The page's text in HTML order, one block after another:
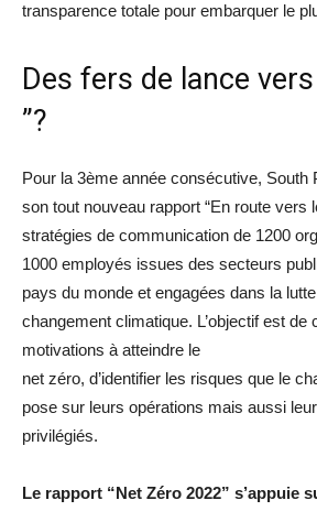
transparence totale pour embarquer le
Des fers de lance
”?
Pour la 3ème année consécutive, South
son tout nouveau rapport “En route vers
stratégies de communication de 1200
1000 employés issues des secteurs
pays du monde et engagées dans la
changement climatique. L’objectif est de
motivations à atteindre le
net zéro, d’identifier les risques que le
pose sur leurs opérations mais aussi
privilégiés.
Le rapport “Net Zéro 2022” s’appuie